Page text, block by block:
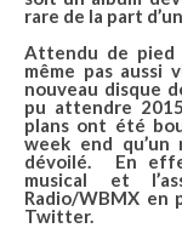
rare de la part
Attendu de pied
même pas aussi
nouveau disque
pu attendre
plans ont été
week end
dévoilé. En
musical et
Radio/WBMX en
Twitter.